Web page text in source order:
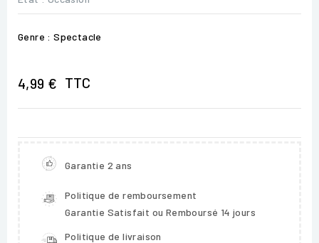
Genre : Spectacle
4,99 € TTC
Garantie 2 ans
Politique de remboursement
Garantie Satisfait ou Remboursé 14 jours
Politique de livraison